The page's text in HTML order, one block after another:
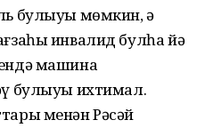
булыуы мөмкин, ә
инвалид булһа йә
машина
булыуы ихтимал.
менән Рәсәй